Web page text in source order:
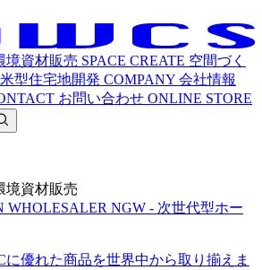
境資材販売 SPACE CREATE 空間づく
型住宅地開発 COMPANY 会社情報
お問い合わせ ONLINE STORE
境資材販売
WHOLESALER NGW - 次世代型ホー
に優れた商品を世界中から取り揃えま